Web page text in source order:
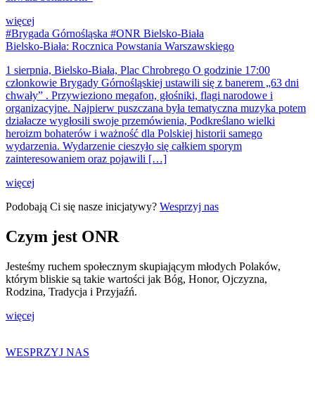
więcej
#Brygada Górnośląska #ONR Bielsko-Biała
Bielsko-Biała: Rocznica Powstania Warszawskiego
1 sierpnia, Bielsko-Biała, Plac Chrobrego O godzinie 17:00
członkowie Brygady Górnośląskiej ustawili się z banerem „63 dni
chwały” . Przywieziono megafon, głośniki, flagi narodowe i
organizacyjne. Najpierw puszczana była tematyczna muzyka potem
działacze wygłosili swoje przemówienia, Podkreślano wielki
heroizm bohaterów i ważność dla Polskiej historii samego
wydarzenia. Wydarzenie cieszyło się całkiem sporym
zainteresowaniem oraz pojawili […]
więcej
Podobają Ci się nasze inicjatywy? Wesprzyj nas
Czym jest ONR
Jesteśmy ruchem społecznym skupiającym młodych Polaków,
którym bliskie są takie wartości jak Bóg, Honor, Ojczyzna,
Rodzina, Tradycja i Przyjaźń.
więcej
WESPRZYJ NAS